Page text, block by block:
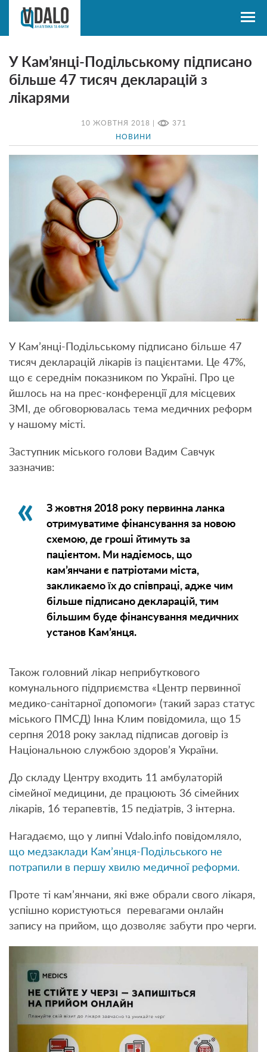
10 ЖОВТНЯ 2018 | 371
НОВИНИ
У Кам’янці-Подільському підписано
більше 47 тисяч декларацій з
лікарями
У Кам’янці-Подільському підписано більше 47
тисяч декларацій лікарів із пацієнтами. Це 47%,
що є середнім показником по Україні. Про це
йшлось на на прес-конференції для місцевих
ЗМІ, де обговорювалась тема медичних реформ
у нашому місті.
Заступник міського голови Вадим Савчук
зазначив:
З жовтня 2018 року первинна ланка
отримуватиме фінансування за новою
схемою, де гроші йтимуть за
пацієнтом. Ми надіємось, що
кам’янчани є патріотами міста,
закликаємо їх до співпраці, адже чим
більше підписано декларацій, тим
більшим буде фінансування медичних
установ Кам’янця.
Також головний лікар неприбуткового
комунального підприємства «Центр первинної
медико-санітарної допомоги» (такий зараз статус
міського ПМСД) Інна Клим повідомила, що 15
серпня 2018 року заклад підписав договір із
Національною службою здоров’я України.
До складу Центру входить 11 амбулаторій
сімейної медицини, де працюють 36 сімейних
лікарів, 16 терапевтів, 15 педіатрів, 3 інтерна.
Нагадаємо, що у липні Vdalo.info повідомляло,
що медзаклади Кам’янця-Подільського не
потрапили в першу хвилю медичної реформи.
Проте ті кам’янчани, які вже обрали свого лікаря,
успішно користуються перевагами онлайн
запису на прийом, що дозволяє забути про черги.